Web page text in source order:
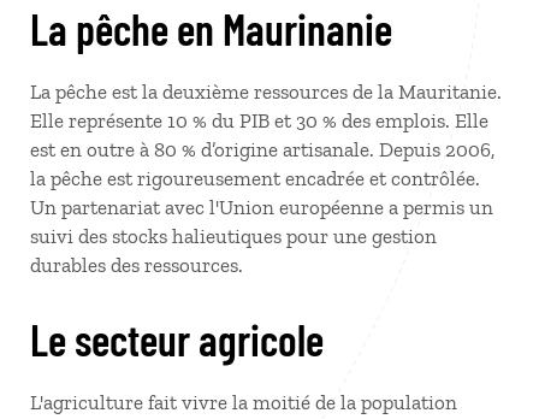
La pêche en Maurinanie
La pêche est la deuxième ressources de la Mauritanie.
Elle représente 10 % du PIB et 30 % des emplois. Elle
est en outre à 80 % d’origine artisanale. Depuis 2006,
la pêche est rigoureusement encadrée et contrôlée.
Un partenariat avec l'Union européenne a permis un
suivi des stocks halieutiques pour une gestion
durables des ressources.
Le secteur agricole
L'agriculture fait vivre la moitié de la population